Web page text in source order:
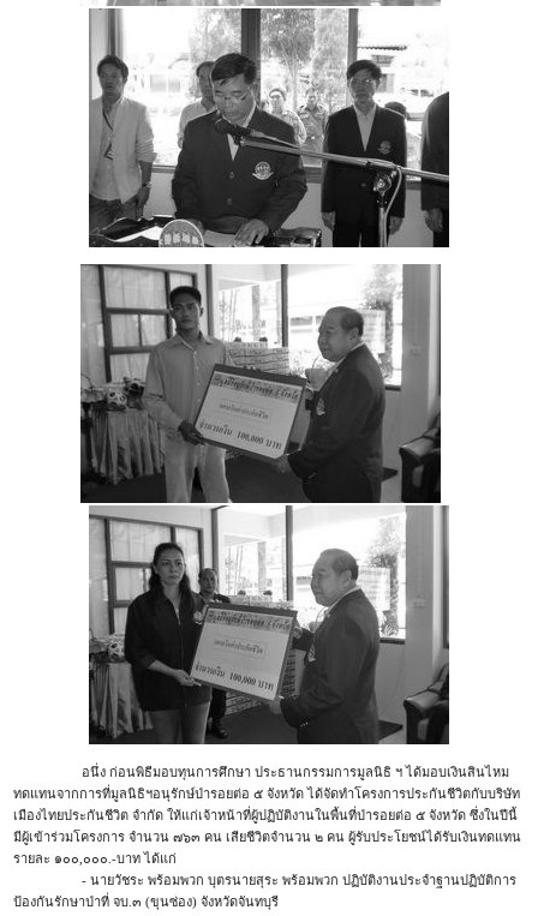
อนึ่ง ก่อนพิธีมอบทุนการศึกษา ประธานกรรมการมูลนิธิ ฯ ได้มอบเงินสินไหม
ทดแทนจากการที่มูลนิธิฯอนุรักษ์ป่ารอยต่อ ๕ จังหวัด ได้จัดทำโครงการประกันชีวิตกับบริษัท
เมืองไทยประกันชีวิต จำกัด ให้แก่เจ้าหน้าที่ผู้ปฏิบัติงานในพื้นที่ป่ารอยต่อ ๕ จังหวัด ซึ่งในปีนี้
มีผู้เข้าร่วมโครงการ จำนวน ๗๖๓ คน เสียชีวิตจำนวน ๒ คน ผู้รับประโยชน์ได้รับเงินทดแทน
รายละ ๑๐๐,๐๐๐.-บาท ได้แก่
- นายวัชระ พร้อมพวก บุตรนายสุระ พร้อมพวก ปฏิบัติงานประจำฐานปฏิบัติการ
ป้องกันรักษาป่าที่ จบ.๓ (ขุนซ่อง) จังหวัดจันทบุรี